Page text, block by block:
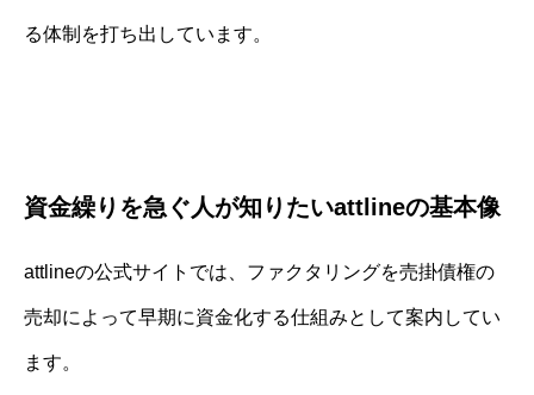
る体制を打ち出しています。
資金繰りを急ぐ人が知りたいattlineの基本像
attlineの公式サイトでは、ファクタリングを売掛債権の
売却によって早期に資金化する仕組みとして案内してい
ます。